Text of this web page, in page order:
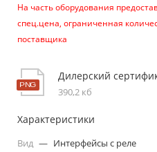
На часть оборудования
спец.цена, ограниченная
поставщика
Дилерский
390,2 кб
Характеристики
Вид — Интерфейсы с реле